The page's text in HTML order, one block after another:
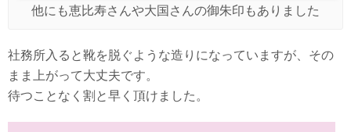
他にも恵比寿さんや大国さんの御朱印もありました
社務所入ると靴を脱ぐような造りになっていますが、その
まま上がって大丈夫です。
待つことなく割と早く頂けました。